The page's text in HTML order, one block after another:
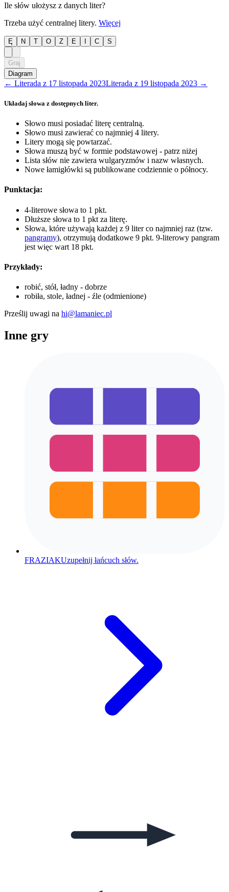
Ile słów ułożysz z danych liter?
Trzeba użyć centralnej litery. Więcej
Ę N T O Z E C S
Graj
Diagram
← Literada z 17 listopada 2023Literada z 19 listopada 2023 →
Układaj słowa z dostępnych liter.
Słowo musi posiadać literę centralną.
Słowo musi zawierać co najmniej 4 litery.
Litery mogą się powtarzać.
Słowa muszą być w formie podstawowej - patrz niżej
Lista słów nie zawiera wulgaryzmów i nazw własnych.
Nowe łamigłówki są publikowane codziennie o północy.
Punktacja:
4-literowe słowa to 1 pkt.
Dłuższe słowa to 1 pkt za literę.
Słowa, które używają każdej z 9 liter co najmniej raz (tzw.
pangramy), otrzymują dodatkowe 9 pkt. 9-literowy pangram
jest więc wart 18 pkt.
Przykłady:
robić, stół, ładny - dobrze
robiła, stole, ładnej - źle (odmienione)
Prześlij uwagi na hi@lamaniec.pl
Inne gry
FRAZIAKUzupełnij łańcuch słów.